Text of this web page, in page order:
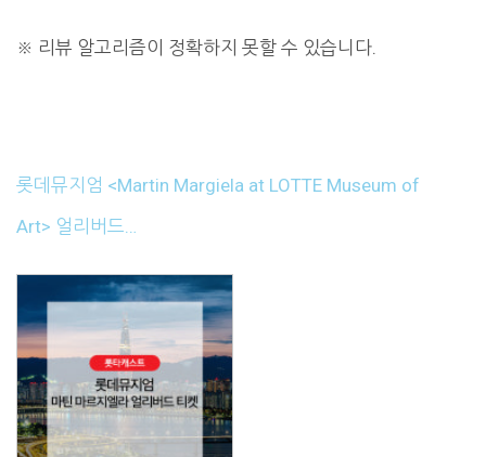
※ 리뷰 알고리즘이 정확하지 못할 수 있습니다.
롯데뮤지엄 <Martin Margiela at LOTTE Museum of
Art> 얼리버드…